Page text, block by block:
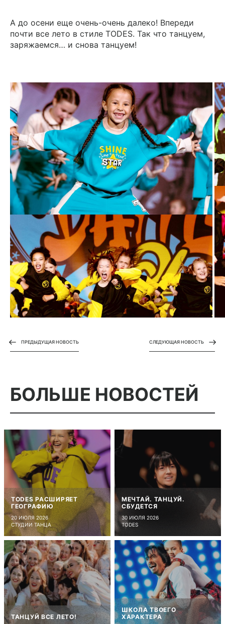
А до осени еще очень-очень далеко! Впереди
почти все лето в стиле TODES. Так что танцуем,
заряжаемся… и снова танцуем!
ПРЕДЫДУЩАЯ НОВОСТЬ СЛЕДУЮЩАЯ НОВОСТЬ
БОЛЬШЕ НОВОСТЕЙ
TODES РАСШИРЯЕТ
ГЕОГРАФИЮ
20 ИЮЛЯ 2026
СТУДИИ ТАНЦА
МЕЧТАЙ. ТАНЦУЙ.
СБУДЕТСЯ
30 ИЮЛЯ 2026
TODES
ТАНЦУЙ ВСЕ ЛЕТО!
ШКОЛА ТВОЕГО
ХАРАКТЕРА